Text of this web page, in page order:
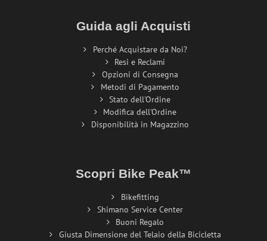
Guida agli Acquisti
Perché Acquistare da Noi?
Resi e Reclami
Opzioni di Consegna
Metodi di Pagamento
Stato dell'Ordine
Modifica dell'Ordine
Disponibilità in Magazzino
Scopri Bike Peak™
Bikefitting
Shimano Service Center
Buoni Regalo
Giusta Dimensione del Telaio della Bicicletta